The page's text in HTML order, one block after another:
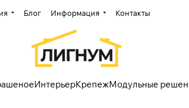
Блог Информация Контакты
ИнтерьерКрепежМодульные